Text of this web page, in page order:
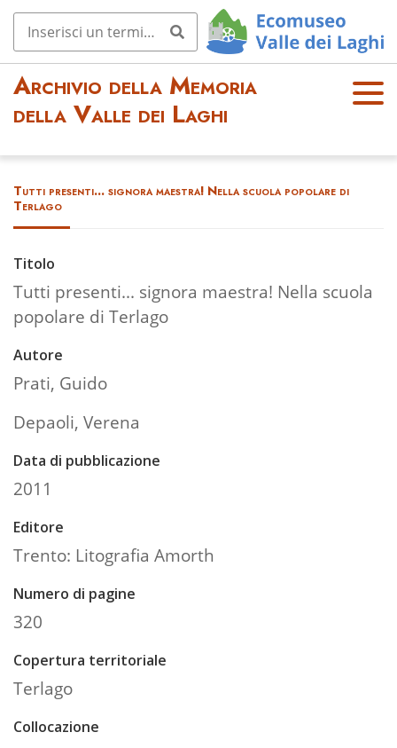
Archivio della Memoria
della Valle dei Laghi
OPE
Tutti presenti... signora maestra! Nella scuola popolare di
Terlago
Titolo
Tutti presenti... signora maestra! Nella scuola
popolare di Terlago
Autore
Prati, Guido
Depaoli, Verena
Data di pubblicazione
2011
Editore
Trento: Litografia Amorth
Numero di pagine
320
Copertura territoriale
Terlago
Collocazione